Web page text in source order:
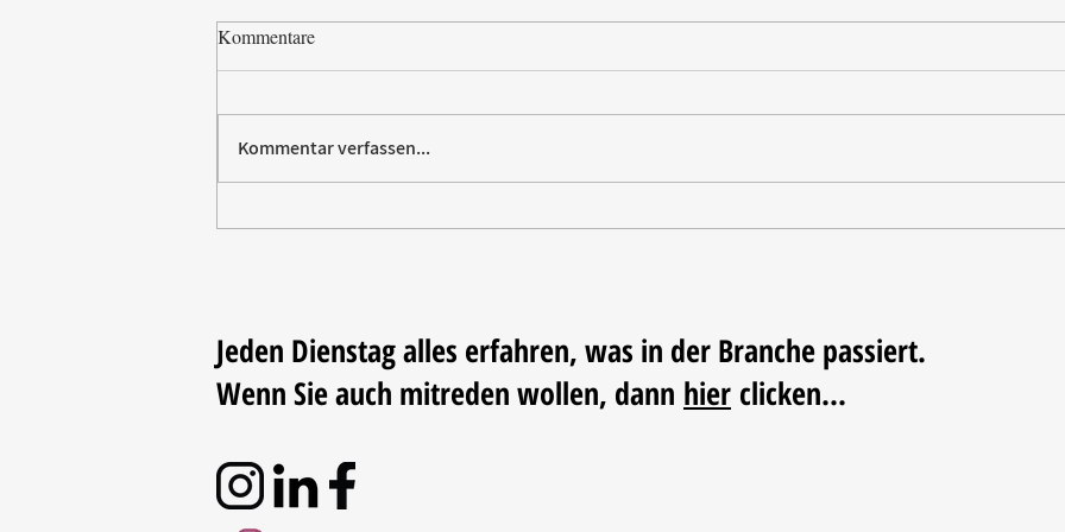
Kommentare
Kommentar verfassen...
Jeden Dienstag alles erfahren, was in der Branche passiert.
Wenn Sie auch mitreden wollen, dann hier clicken...